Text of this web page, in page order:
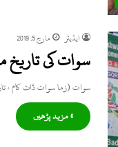
ایڈیٹر مارچ 5, 2019
سوات کی تاریخ
سوات (زما سوات ڈاٹ کام ، تازہ ترین۔ 05 مارچ 2019ء) سوات میں پہلی بارخیبر
» مزید پڑھیں